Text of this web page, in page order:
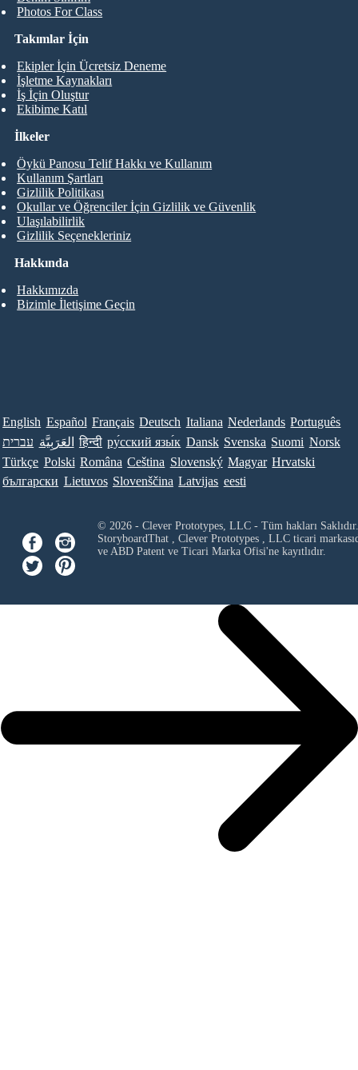
Photos For Class
Takımlar İçin
Ekipler İçin Ücretsiz Deneme
İşletme Kaynakları
İş İçin Oluştur
Ekibime Katıl
Hakkında
Hakkımızda
Bizimle İletişime Geçin
İlkeler
Öykü Panosu Telif Hakkı ve Kullanım
Kullanım Şartları
Gizlilik Politikası
Okullar ve Öğrenciler İçin Gizlilik ve Güvenlik
Ulaşılabilirlik
Gizlilik Seçenekleriniz
English Español Français Deutsch Italiana Nederlands Português
עברית العَرَبِيَّة हिन्दी ру́сский язы́к Dansk Svenska Suomi Norsk
Türkçe Polski Româna Ceština Slovenský Magyar Hrvatski
български Lietuvos Slovenščina Latvijas eesti
© 2026 - Clever Prototypes, LLC - Tüm hakları Saklıdır.
StoryboardThat , Clever Prototypes , LLCticari
ve ABD Patent ve Ticari Marka Ofisi'ne kayıtlıdır.